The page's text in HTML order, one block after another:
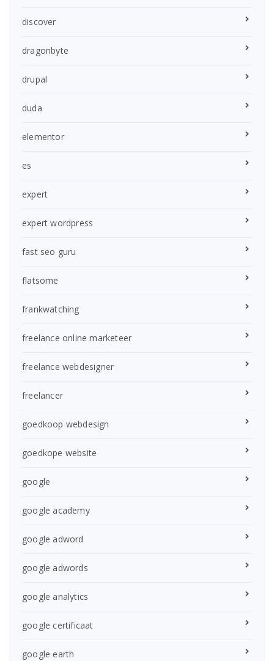
discover
dragonbyte
drupal
duda
elementor
es
expert
expert wordpress
fast seo guru
flatsome
frankwatching
freelance online marketeer
freelance webdesigner
freelancer
goedkoop webdesign
goedkope website
google
google academy
google adword
google adwords
google analytics
google certificaat
google earth